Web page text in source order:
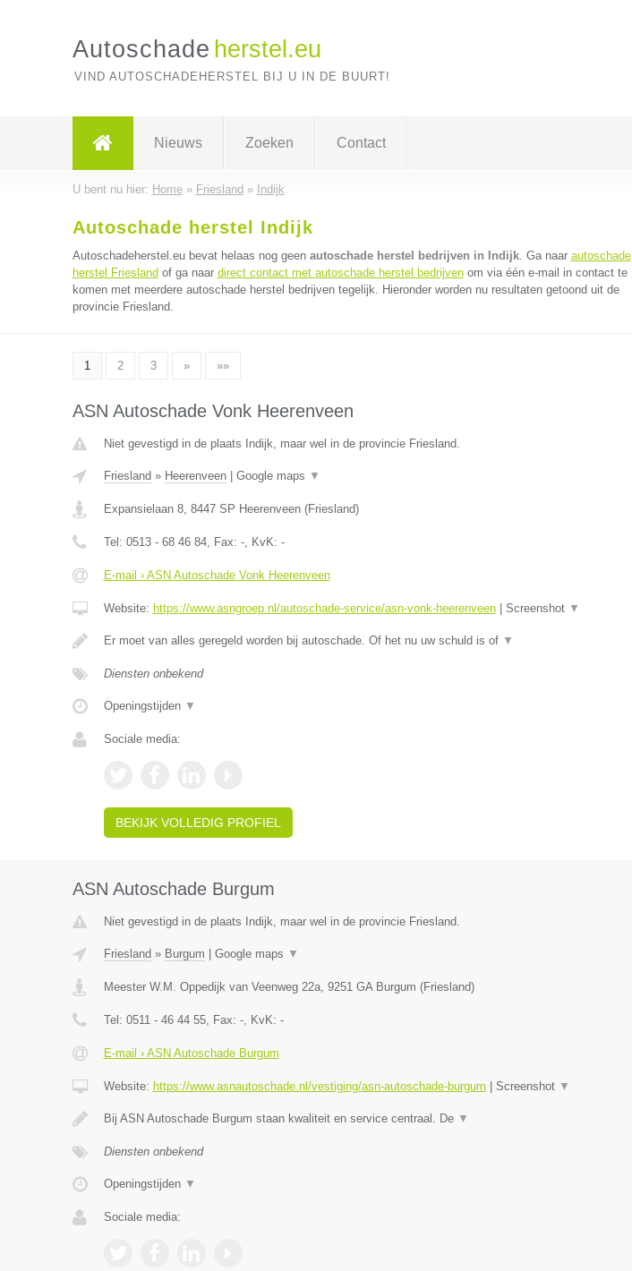
Autoschade herstel.eu
VIND AUTOSCHADEHERSTEL BIJ U IN DE BUURT!
Nieuws Zoeken Contact
U bent nu hier: Home» Friesland » Indijk
Autoschade herstel Indijk
Autoschadeherstel.eu bevat helaas nog geen autoschade herstel bedrijven in Indijk. Ga naar autoschade
herstel Friesland of ga naar direct contact met autoschade herstel bedrijvenom via één e-mail in contact te
komen met meerdere autoschade herstel bedrijven tegelijk. Hieronder worden nu resultaten getoond uit de
provincie Friesland.
1 2 3 » »»
ASN Autoschade Vonk Heerenveen
Niet gevestigd in de plaats Indijk, maar wel in de provincie Friesland.
Friesland » Heerenveen| Google maps ▼
Expansielaan 8, 8447 SP Heerenveen(Friesland)
Tel: 0513 - 68 46 84, Fax: -, KvK: -
E-mail › ASN Autoschade Vonk Heerenveen
Website: https://www.asngroep.nl/autoschade-service/asn-vonk-heerenveen| Screenshot ▼
Er moet van alles geregeld worden bij autoschade. Of het nu uw schuld is of ▼
Diensten onbekend
Openingstijden ▼
Sociale media:
BEKIJK VOLLEDIG PROFIEL
ASN Autoschade Burgum
Niet gevestigd in de plaats Indijk, maar wel in de provincie Friesland.
Friesland » Burgum Google maps ▼
Meester W.M. Oppedijk van Veenweg 22a, 9251 GA Burgum (Friesland)
Tel: 0511 - 46 44 55, Fax: -, KvK: -
E-mail › ASN Autoschade Burgum
Website: https://www.asnautoschade.nl/vestiging/asn-autoschade-burgum Screenshot ▼
Bij ASN Autoschade Burgum staan kwaliteit en service centraal. De ▼
Diensten onbekend
Openingstijden ▼
Sociale media: